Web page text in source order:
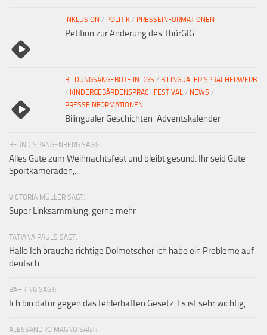
INKLUSION / POLITIK / PRESSEINFORMATIONEN
Petition zur Änderung des ThürGIG
BILDUNGSANGEBOTE IN DGS / BILINGUALER SPRACHERWERB
/ KINDERGEBÄRDENSPRACHFESTIVAL / NEWS /
PRESSEINFORMATIONEN
Bilingualer Geschichten-Adventskalender
BERND SPANGENBERG SAGT:
Alles Gute zum Weihnachtsfest und bleibt gesund. Ihr seid Gute
Sportkameraden,...
VICTORIA MÜLLER SAGT:
Super Linksammlung, gerne mehr
TATJANA PAULS SAGT:
Hallo Ich brauche richtige Dolmetscher ich habe ein Probleme auf
deutsch...
BÄHRING SAGT:
Ich bin dafür gegen das fehlerhaften Gesetz. Es ist sehr wichtig,...
ALESSANDRO MAGNO SAGT: